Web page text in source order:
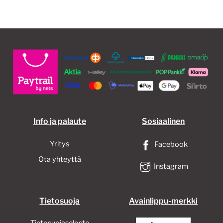
Info ja palaute
Yritys
Ota yhteyttä
Sosiaalinen
Facebook
Instagram
Tietosuoja Avainlippu-merkki